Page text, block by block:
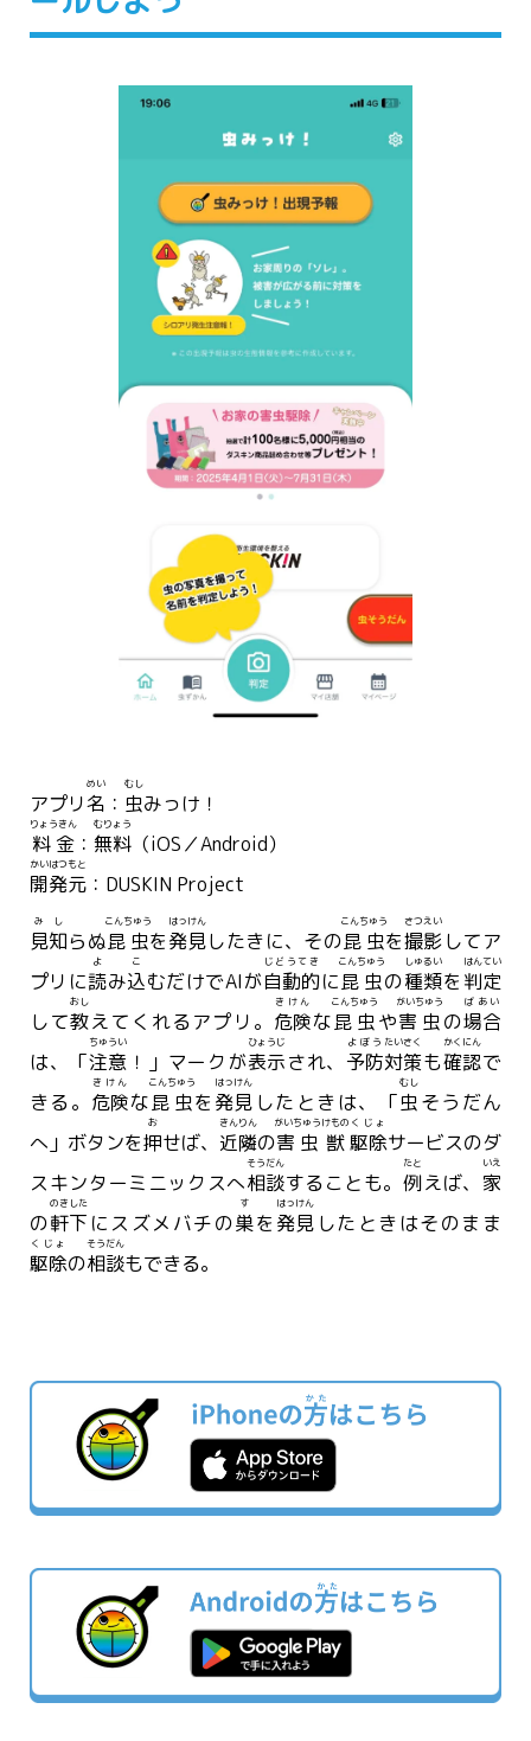
アプリ名
めい
： 虫
むし
みっけ！
料金
りょうきん
： 無料
むりょう
（iOS／Android）
開発
かいはつ
元
もと
：DUSKIN Project
見知
みし
らぬ昆虫
こんちゅう
を発見
はっけん
したきに、その昆虫
こんちゅう
を撮影
さつえい
してア
プリに読
よ
み込
こ
むだけでAIが自動的
じどうてき
に昆虫
こんちゅう
の種類
しゅるい
を 判定
はんてい
して教
おし
えてくれるアプリ。 危険
きけん
な昆虫
こんちゅう
や害虫
がいちゅう
の場合
ばあい
は、「注意
ちゅうい
！」マークが表示
ひょうじ
され、 予防
よぼう
対策
たいさく
も確認
かくにん
で
きる。 危険
きけん
な昆虫
こんちゅう
を 発見
はっけん
したときは、「虫
むし
そうだん
へ」ボタンを押
お
せば、 近隣
きんりん
の害虫
がいちゅう
獣
けもの
駆除
くじょ
サービスのダ
スキンターミニックスへ相談
そうだん
することも。 例
たと
えば、 家
いえ
の軒下
のきした
にスズメバチの巣
す
を 発見
はっけん
したときはそのまま
駆除
くじょ
の相談
そうだん
もできる。